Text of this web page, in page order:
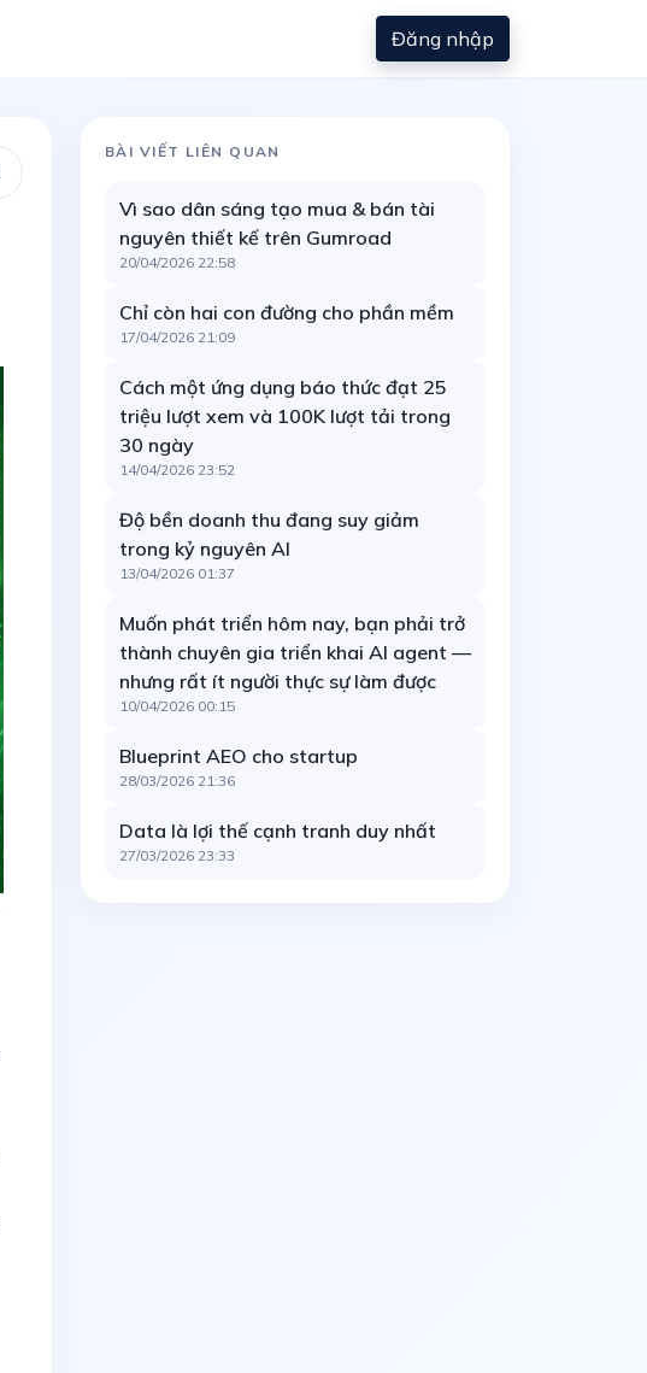
Đăng nhập
BÀI VIẾT LIÊN QUAN
Vì sao dân sáng tạo mua & bán tài
nguyên thiết kế trên Gumroad
20/04/2026 22:58
Chỉ còn hai con đường cho phần mềm
17/04/2026 21:09
Cách một ứng dụng báo thức đạt 25
triệu lượt xem và 100K lượt tải trong
30 ngày
14/04/2026 23:52
Độ bền doanh thu đang suy giảm
trong kỷ nguyên AI
13/04/2026 01:37
Muốn phát triển hôm nay, bạn phải trở
thành chuyên gia triển khai AI agent —
nhưng rất ít người thực sự làm được
10/04/2026 00:15
Blueprint AEO cho startup
28/03/2026 21:36
Data là lợi thế cạnh tranh duy nhất
27/03/2026 23:33